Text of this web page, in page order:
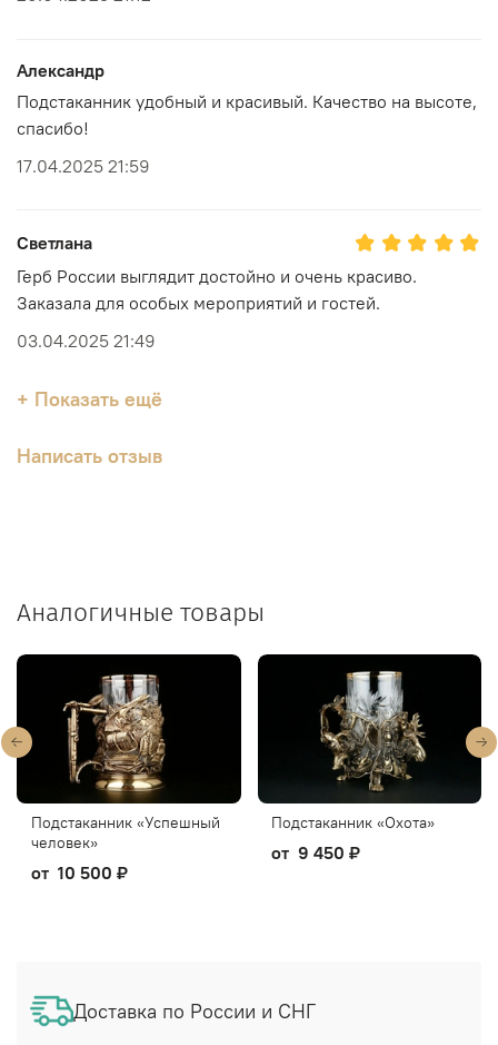
Александр
Подстаканник удобный и красивый. Качество на высоте,
спасибо!
17.04.2025 21:59
Светлана
Герб России выглядит достойно и очень красиво.
Заказала для особых мероприятий и гостей.
03.04.2025 21:49
+ Показать ещё
Написать отзыв
Аналогичные товары
Подстаканник «Успешный
человек»
от 10 500 ₽
Подстаканник «Охота»
от 9 450 ₽
Доставка по России и СНГ